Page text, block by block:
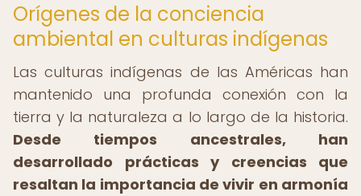
Orígenes de la conciencia
ambiental en culturas indígenas
Las culturas indígenas de las Américas han
mantenido una profunda conexión con la
tierra y la naturaleza a lo largo de la historia.
Desde tiempos ancestrales, han
desarrollado prácticas y creencias que
resaltan la importancia de vivir en armonía